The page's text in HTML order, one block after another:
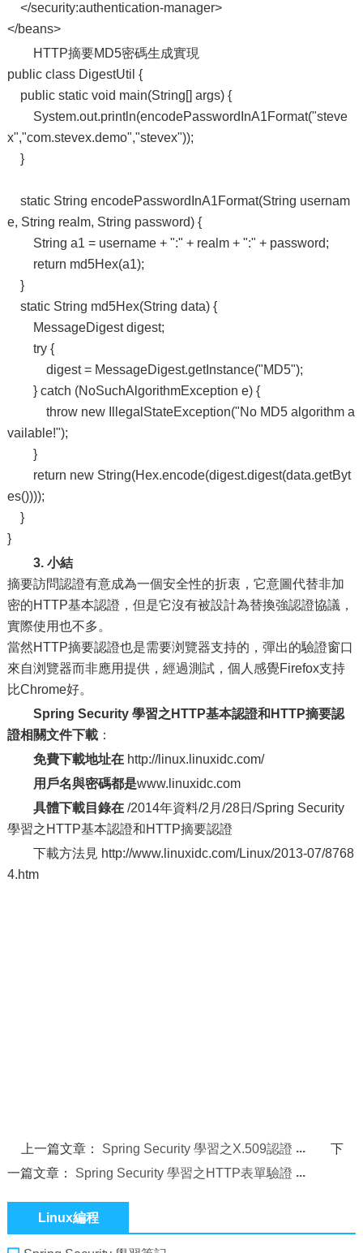
</security:authentication-manager>
</beans>
HTTP摘要MD5密碼生成實現
public class DigestUtil {
public static void main(String[] args) {
System.out.println(encodePasswordInA1Format("steve
x","com.stevex.demo","stevex"));
}
static String encodePasswordInA1Format(String usernam
e, String realm, String password) {
String a1 = username + ":" + realm + ":" + password;
return md5Hex(a1);
}
static String md5Hex(String data) {
MessageDigest digest;
try {
digest = MessageDigest.getInstance("MD5");
} catch (NoSuchAlgorithmException e) {
throw new IllegalStateException("No MD5 algorithm a
vailable!");
}
return new String(Hex.encode(digest.digest(data.getByt
es())));
}
}
3. 小結
摘要訪問認證有意成為一個安全性的折衷，它意圖代替非加
密的HTTP基本認證，但是它沒有被設計為替換強認證協議，
實際使用也不多。
當然HTTP摘要認證也是需要浏覽器支持的，彈出的驗證窗口
來自浏覽器而非應用提供，經過測試，個人感覺Firefox支持
比Chrome好。
Spring Security 學習之HTTP基本認證和HTTP摘要認
證相關文件下載：
免費下載地址在http://linux.linuxidc.com/
用戶名與密碼都是www.linuxidc.com
具體下載目錄在/2014年資料/2月/28日/Spring Security
學習之HTTP基本認證和HTTP摘要認證
下載方法見 http://www.linuxidc.com/Linux/2013-07/8768
4.htm
上一篇文章： Spring Security 學習之X.509認證
下
一篇文章： Spring Security 學習之HTTP表單驗證
Linux編程